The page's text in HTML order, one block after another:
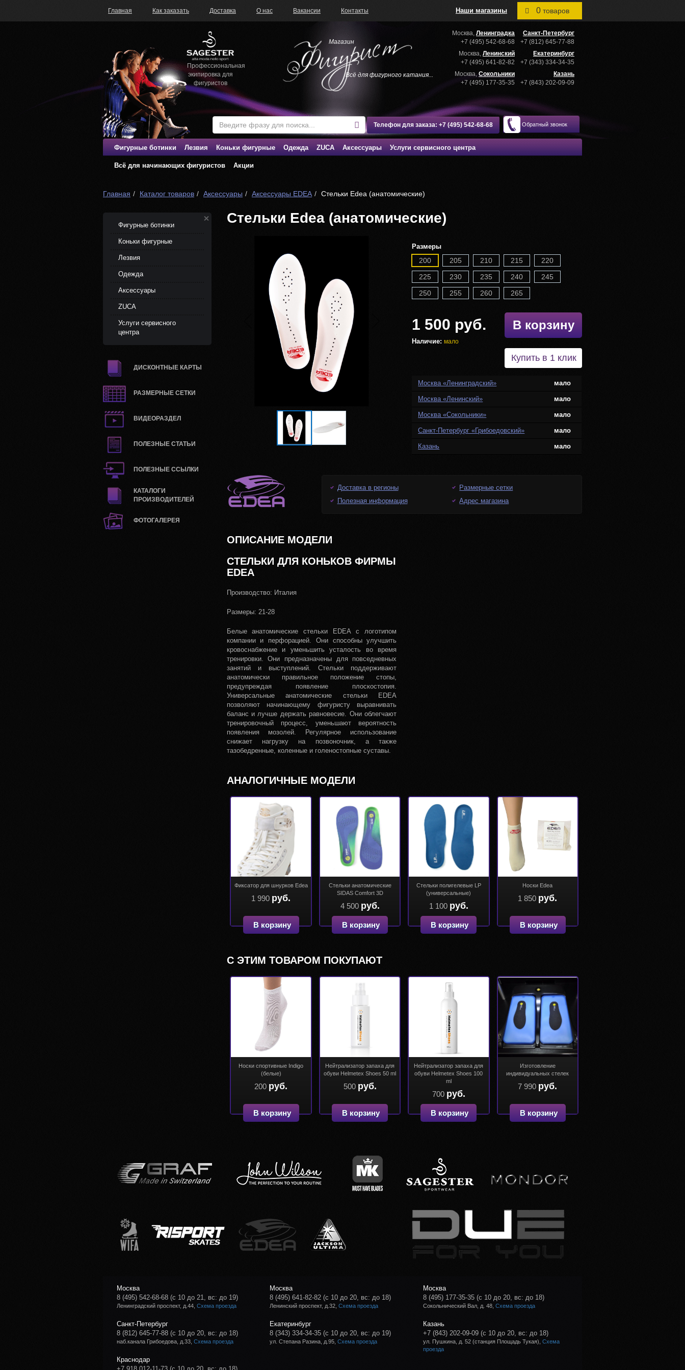
Главная Как заказать Доставка О нас Вакансии Контакты 0 товаров
Наши магазины
Профессиональная
экипировка для
фигуристов
Магазин
Всё для фигурного катания...
Телефон для заказа: +7 (495) 542-68-68
Москва, Ленинградка
+7 (495) 542-68-68
Москва, Ленинский
+7 (495) 641-82-82
Москва, Сокольники
+7 (495) 177-35-35
Санкт-Петербург
+7 (812) 645-77-88
Екатеринбург
+7 (343) 334-34-35
Казань
+7 (843) 202-09-09
Обратный звонок
Фигурные ботинки Лезвия Коньки фигурные Одежда ZUCA Аксессуары Услуги сервисного центра
Всё для начинающих фигуристов Акции
Главная Каталог товаров Аксессуары Аксессуары EDEA Стельки Edea (анатомические)
Фигурные ботинки
Коньки фигурные
Лезвия
Одежда
Аксессуары
ZUCA
Услуги сервисного
центра
ДИСКОНТНЫЕ КАРТЫ
РАЗМЕРНЫЕ СЕТКИ
ВИДЕОРАЗДЕЛ
ПОЛЕЗНЫЕ СТАТЬИ
ПОЛЕЗНЫЕ ССЫЛКИ
КАТАЛОГИ
ПРОИЗВОДИТЕЛЕЙ
ФОТОГАЛЕРЕЯ
Стельки Edea (анатомические)
Размеры
200 205 210 215
220
225
230 235 240
245
250
255 260 265
1 500 руб.
Наличие:мало
В корзину
Купить в 1 клик
Москва «Ленинградский» мало
Москва «Ленинский» мало
Москва «Сокольники» мало
Санкт-Петербург «Грибоедовский» мало
Казань мало
Доставка в регионы
Размерные сетки
Полезная информация
Адрес магазина
ОПИСАНИЕ МОДЕЛИ
СТЕЛЬКИ ДЛЯ КОНЬКОВ ФИРМЫ
EDEA
Производство: Италия
Размеры: 21-28
Белые анатомические стельки EDEA с логотипом
компании и перфорацией. Они способны улучшить
кровоснабжение и уменьшить усталость во время
тренировки. Они предназначены для повседневных
занятий и выступлений. Стельки поддерживают
анатомически правильное положение стопы,
предупреждая появление плоскостопия.
Универсальные анатомические стельки EDEA
позволяют начинающему фигуристу выравнивать
баланс и лучше держать равновесие. Они облегчают
тренировочный процесс, уменьшают вероятность
появления мозолей. Регулярное использование
снижает нагрузку на позвоночник, а также
тазобедренные, коленные и голеностопные суставы.
АНАЛОГИЧНЫЕ МОДЕЛИ
Фиксатор для шнурков Edea
1 990 руб.
В корзину
Стельки анатомические
SIDAS Comfort 3D
4 500 руб.
В корзину
Стельки полигелевые LP
(универсальные)
1 100 руб.
В корзину
Носки Edea
1 850 руб.
В корзину
С ЭТИМ ТОВАРОМ ПОКУПАЮТ
Носки спортивные Indigo
(белые)
200 руб.
В корзину
Нейтрализатор запаха для
обуви Helmetex Shoes 50 ml
500 руб.
В корзину
Нейтрализатор запаха для
обуви Helmetex Shoes 100
ml
700 руб.
В корзину
Изготовление
индивидуальных стелек
7 990 руб.
В корзину
Москва
8 (495) 542-68-68 (с 10 до 21, вс: до 19)
Ленинградский проспект, д.44, Схема проезда
Москва
8 (495) 641-82-82 (с 10 до 20, вс: до 18)
Ленинский проспект, д.32,Схема проезда
Москва
8 (495) 177-35-35 (с 10 до 20, вс: до 18)
Сокольнический Вал, д. 48, Схема проезда
Санкт-Петербург
8 (812) 645-77-88 (с 10 до 20, вс: до 18)
наб.канала Грибоедова, д.33, Схема проезда
Екатеринбург
8 (343) 334-34-35 (с 10 до 20, вс: до 19)
ул. Степана Разина, д.95,Схема проезда
Казань
+7 (843) 202-09-09 (с 10 до 20, вс: до 18)
ул. Пушкина, д. 52 (станция Площадь Тукая), Схема
проезда
Краснодар